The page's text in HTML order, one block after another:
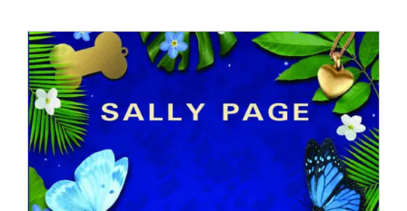
Anglisht
Ditarë
Evente